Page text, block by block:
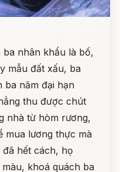
nhân khẩu là bố,
mẫu đất xấu, ba
ba năm đại hạn
thu được chút
nhà từ hòm rương,
mua lương thực mà
đã hết cách, họ
khoá quách ba